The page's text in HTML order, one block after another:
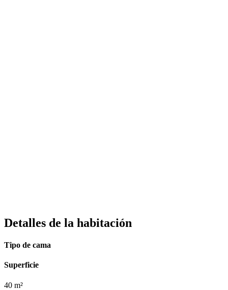
Detalles de la habitación
Tipo de cama
Superficie
40 m²